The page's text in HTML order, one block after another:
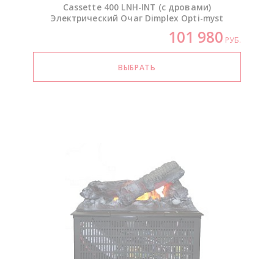
Cassette 400 LNH-INT (с дровами)
Электрический Очаг Dimplex Opti-myst
101 980 РУБ.